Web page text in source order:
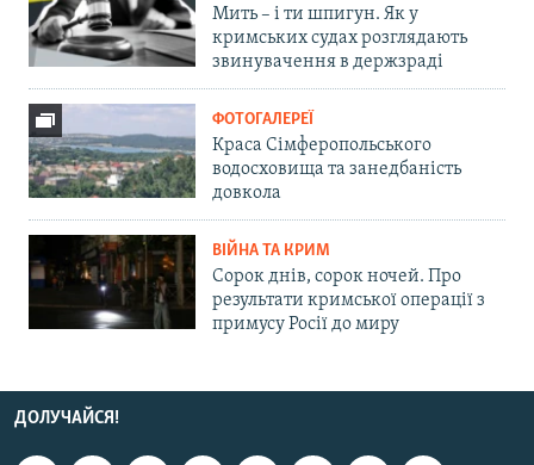
Мить – і ти шпигун. Як у
кримських судах розглядають
звинувачення в держзраді
ФОТОГАЛЕРЕЇ
Краса Сімферопольського
водосховища та занедбаність
довкола
ВІЙНА ТА КРИМ
Сорок днів, сорок ночей. Про
результати кримської операції з
примусу Росії до миру
ДОЛУЧАЙСЯ!